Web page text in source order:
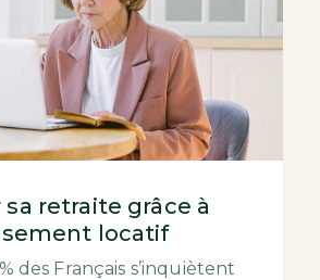
sa retraite grâce à
locatif
des Français s’inquiètent